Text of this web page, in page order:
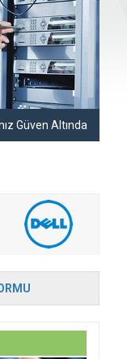
Güven Altında